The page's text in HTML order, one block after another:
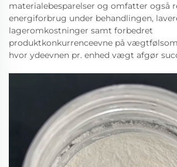
materialebesparelser og omfatter også
energiforbrug under behandlingen,
lageromkostninger samt forbedret
produktkonkurrenceevne på
hvor ydeevnen pr. enhed vægt afgør